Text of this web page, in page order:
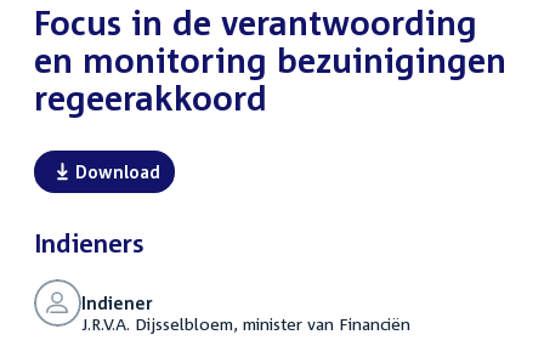
:Focus in de verantwoording
en monitoring bezuinigingen
regeerakkoord
Download
Indieners
Indiener
J.R.V.A. Dijsselbloem, minister van Financiën